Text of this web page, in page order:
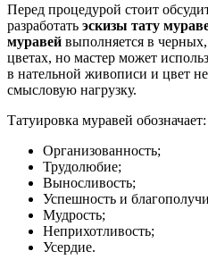
Перед процедурой стоит
разработать эскизы тату
муравей выполняется в
цветах, но мастер может
в нательной живописи и цвет
смысловую нагрузку.
Татуировка муравей обозначает:
Организованность;
Трудолюбие;
Выносливость;
Успешность и
Мудрость;
Неприхотливость;
Усердие.